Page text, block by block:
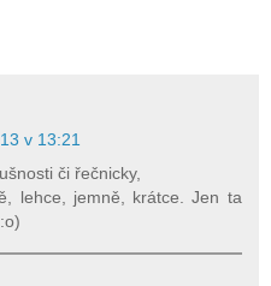
v 13:21
či řečnicky,
lehce, jemně, krátce. Jen ta